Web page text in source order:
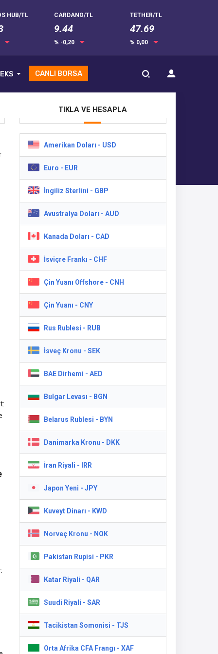
HUB/TL CARDANO/TL
9.44
% -0,20
TETHER/TL
47.69
% 0,00
CANLI BORSA
TIKLA VE HESAPLA
Amerikan Doları - USD
Euro - EUR
İngiliz Sterlini - GBP
Avustralya Doları - AUD
Kanada Doları - CAD
İsviçre Frankı - CHF
Çin Yuanı Offshore - CNH
Çin Yuanı - CNY
Rus Rublesi - RUB
İsveç Kronu - SEK
BAE Dirhemi - AED
Bulgar Levası - BGN
Belarus Rublesi - BYN
Danimarka Kronu - DKK
İran Riyali - IRR
Japon Yeni - JPY
Kuveyt Dinarı - KWD
Norveç Kronu - NOK
Pakistan Rupisi - PKR
Katar Riyali - QAR
Suudi Riyali - SAR
Tacikistan Somonisi - TJS
Orta Afrika CFA Frangı - XAF